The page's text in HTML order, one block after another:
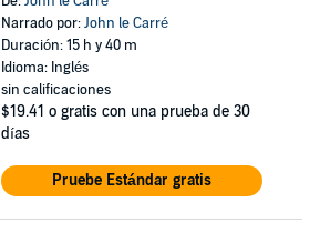
Narrado por:John le Carré
Duración: 15 h y 40 m
Idioma: Inglés
sin calificaciones
$19.41 o gratis con una prueba de 30
días
Pruebe Estándar gratis